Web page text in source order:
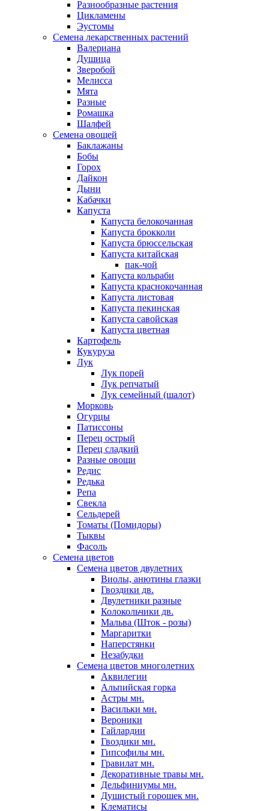
Разнообразные растения
Цикламены
Эустомы
Семена лекарственных растений
Валериана
Душица
Зверобой
Мелисса
Мята
Разные
Ромашка
Шалфей
Семена овощей
Баклажаны
Бобы
Горох
Дайкон
Дыни
Кабачки
Капуста
Капуста белокочанная
Капуста брокколи
Капуста брюссельская
Капуста китайская
пак-чой
Капуста кольраби
Капуста краснокочанная
Капуста листовая
Капуста пекинская
Капуста савойская
Капуста цветная
Картофель
Кукуруза
Лук
Лук порей
Лук репчатый
Лук семейный (шалот)
Морковь
Огурцы
Патиссоны
Перец острый
Перец сладкий
Разные овощи
Редис
Редька
Репа
Свекла
Сельдерей
Томаты (Помидоры)
Тыквы
Фасоль
Семена цветов
Семена цветов двулетних
Виолы, анютины глазки
Гвоздики дв.
Двулетники разные
Колокольчики дв.
Мальва (Шток - розы)
Маргаритки
Наперстянки
Незабудки
Семена цветов многолетних
Аквилегии
Альпийская горка
Астры мн.
Васильки мн.
Вероники
Гайлардии
Гвоздики мн.
Гипсофилы мн.
Гравилат мн.
Декоративные травы мн.
Дельфиниумы мн.
Душистый горошек мн.
Клематисы